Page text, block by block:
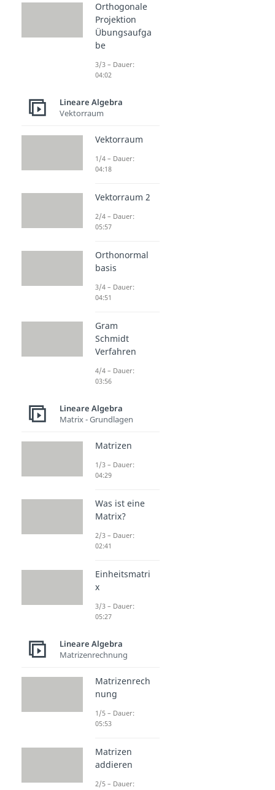
Orthogonale
Projektion
Übungsaufga
be
3/3 – Dauer:
04:02
Lineare Algebra
Vektorraum
Vektorraum
1/4 – Dauer:
04:18
Vektorraum 2
2/4 – Dauer:
05:57
Orthonormal
basis
3/4 – Dauer:
04:51
Gram
Schmidt
Verfahren
4/4 – Dauer:
03:56
Lineare Algebra
Matrix - Grundlagen
Matrizen
1/3 – Dauer:
04:29
Was ist eine
Matrix?
2/3 – Dauer:
02:41
Einheitsmatri
x
3/3 – Dauer:
05:27
Lineare Algebra
Matrizenrechnung
Matrizenrech
nung
1/5 – Dauer:
05:53
Matrizen
addieren
2/5 – Dauer: